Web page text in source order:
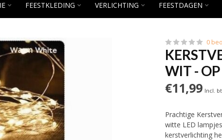
FEESTKLEDING VERLICHTING FEESTDAGEN
0
WIT -
€11,99 Incl.
Prachtige
witte LED
kerstverlichting